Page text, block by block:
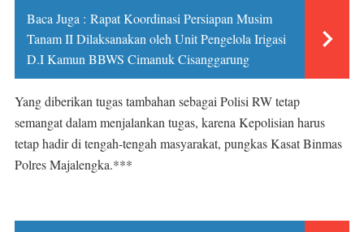
Baca Juga : Rapat Koordinasi Persiapan Musim
Tanam II Dilaksanakan oleh Unit Pengelola Irigasi
D.I Kamun BBWS Cimanuk Cisanggarung
Yang diberikan tugas tambahan sebagai Polisi RW tetap
semangat dalam menjalankan tugas, karena Kepolisian harus
tetap hadir di tengah-tengah masyarakat, pungkas Kasat Binmas
Polres Majalengka.***